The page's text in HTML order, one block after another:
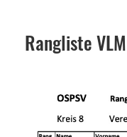
Rangliste VLM